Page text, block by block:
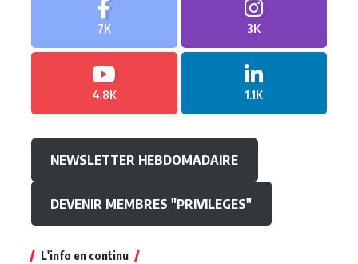
7K 3K
4.8K 1.1K
NEWSLETTER HEBDOMADAIRE
DEVENIR MEMBRES "PRIVILEGES"
L'info en continu